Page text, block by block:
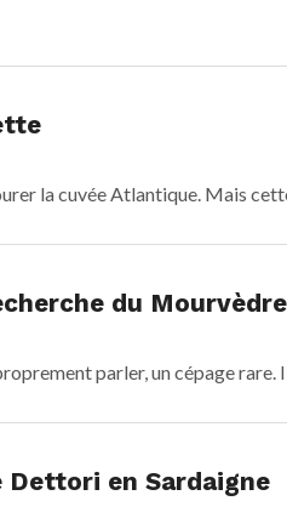
la cuvée Atlantique. Mais
du Mourvèdre
parler, un cépage rare.
Dettori en Sardaigne